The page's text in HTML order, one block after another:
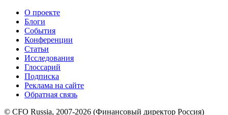
О проекте
Блоги
События
Конференции
Статьи
Исследования
Глоссарий
Подписка
Реклама на сайте
Обратная связь
© CFO Russia, 2007-2026 (Финансовый директор Россия)